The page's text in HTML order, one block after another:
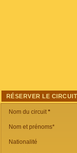
RÉSERVER LE CIRCUIT
Nom du circuit*
Nom et prénoms*
Nationalité